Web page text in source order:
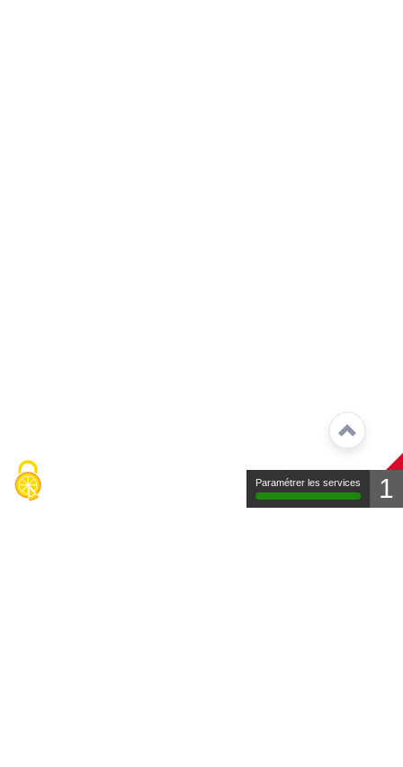
Paramétrer les services 1